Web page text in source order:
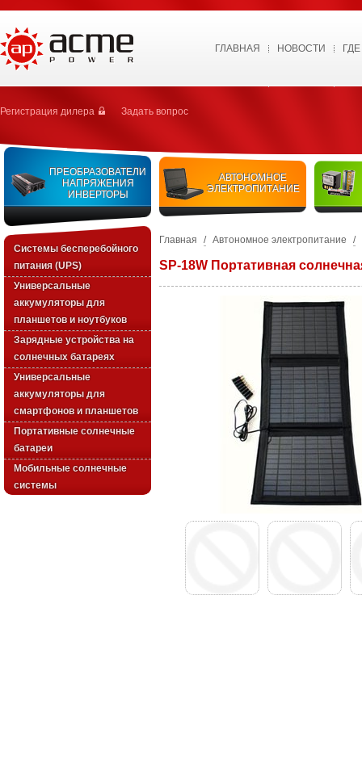
ГЛАВНАЯ НОВОСТИ
Регистрация дилера Задать вопрос
ПРЕОБРАЗОВАТЕЛИ
НАПРЯЖЕНИЯ
ИНВЕРТОРЫ
АВТОНОМНОЕ
ЭЛЕКТРОПИТАНИЕ
Системы бесперебойного
питания (UPS)
Универсальные
аккумуляторы для
планшетов и ноутбуков
Зарядные устройства на
солнечных батареях
Универсальные
аккумуляторы для
смартфонов и планшетов
Портативные солнечные
батареи
Мобильные солнечные
системы
Главная / Автономное электропитание /
SP-18W Портативная